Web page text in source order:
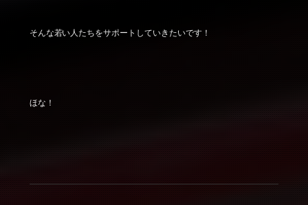
そんな若い人たちをサポートしていきたいです！
ほな！